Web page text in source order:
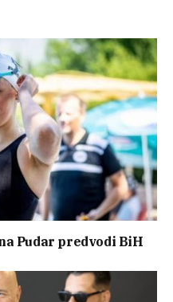
Pudar predvodi BiH